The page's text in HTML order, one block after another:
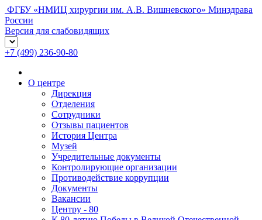
ФГБУ «НМИЦ хирургии им. А.В. Вишневского» Минздрава
России
Версия для слабовидящих
+7 (499) 236-90-80
О центре
Дирекция
Отделения
Сотрудники
Отзывы пациентов
История Центра
Музей
Учредительные документы
Контролирующие организации
Противодействие коррупции
Документы
Вакансии
Центру - 80